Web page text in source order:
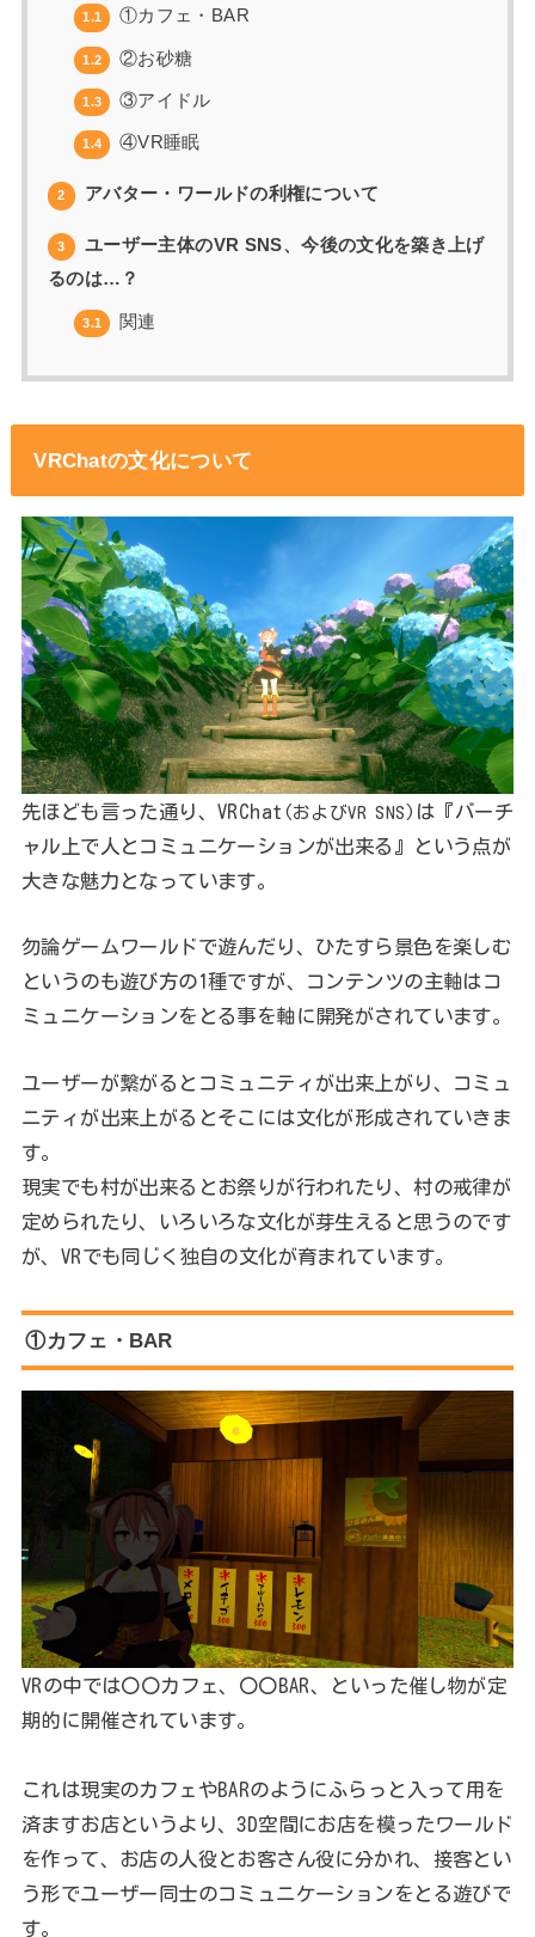
1.1 ①カフェ・BAR
1.2 ②お砂糖
1.3 ③アイドル
1.4 ④VR睡眠
2 アバター・ワールドの利権について
3
ユーザー主体のVR SNS、今後の文化を築き上げ
るのは…？
3.1 関連
VRChatの文化について
先ほども言った通り、VRChat (およびVR SNS) は『バーチ
ャル上で人とコミュニケーションが出来る』という点が
大きな魅力となっています。
勿論ゲームワールドで遊んだり、ひたすら景色を楽しむ
というのも遊び方の1種ですが、コンテンツの主軸はコ
ミュニケーションをとる事を軸に開発がされています。
ユーザーが繋がるとコミュニティが出来上がり、コミュ
ニティが出来上がるとそこには文化が形成されていきま
す。
現実でも村が出来るとお祭りが行われたり、村の戒律が
定められたり、いろいろな文化が芽生えると思うのです
が、VRでも同じく独自の文化が育まれています。
①カフェ・BAR
VRの中では〇〇カフェ、〇〇BAR、といった催し物が定
期的に開催されています。
これは現実のカフェやBARのようにふらっと入って用を
済ますお店というより、3D空間にお店を模ったワールド
を作って、お店の人役とお客さん役に分かれ、接客とい
う形でユーザー同士のコミュニケーションをとる遊びで
す。